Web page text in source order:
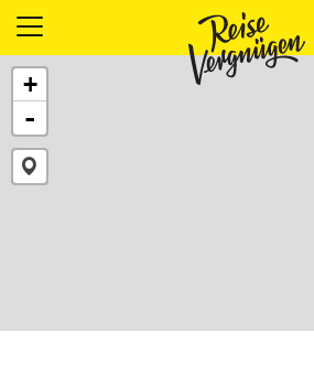
LÄNDER
FOOD
PLANUNG
OUTDOOR
+
-